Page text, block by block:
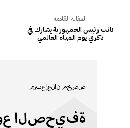
المقالة القادمة
نائب رئيس الجمهورية يشارك في
ذكري يوم المياه العالمي